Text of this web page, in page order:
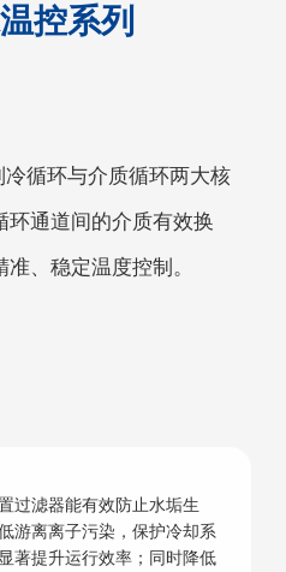
控系列
循环与介质循环两大核
环通道间的介质有效换
、稳定温度控制。
过滤器能有效防止水垢生
游离离子污染，保护冷却系
著提升运行效率；同时降低